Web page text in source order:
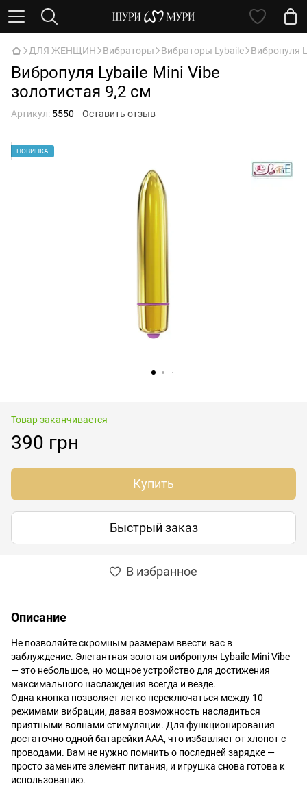
ДЛЯ ЖЕНЩИН Вибраторы Вибраторы Lybaile Вибропуля
Вибропуля Lybaile Mini Vibe
золотистая 9,2 см
Артикул: 5550 Оставить отзыв
НОВИНКА
Товар заканчивается
390 грн
Купить
Быстрый заказ
В избранное
Описание
Не позволяйте скромным размерам ввести вас в
заблуждение. Элегантная золотая вибропуля Lybaile Mini Vibe
— это небольшое, но мощное устройство для достижения
максимального наслаждения всегда и везде.
Одна кнопка позволяет легко переключаться между 10
режимами вибрации, давая возможность насладиться
приятными волнами стимуляции. Для функционирования
достаточно одной батарейки ААА, что избавляет от хлопот с
проводами. Вам не нужно помнить о последней зарядке —
просто замените элемент питания, и игрушка снова готова к
использованию.